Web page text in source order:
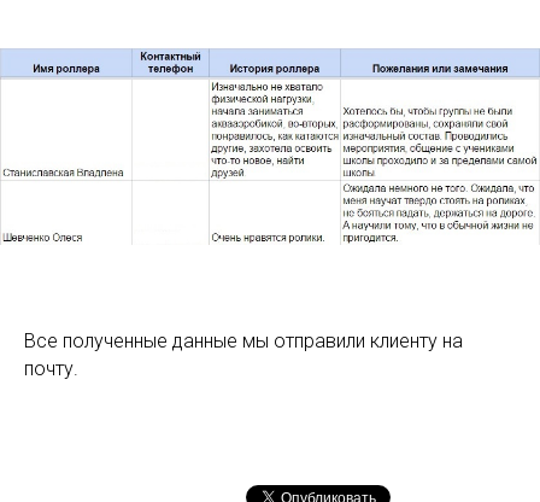
Все полученные данные мы отправили клиенту на
почту.